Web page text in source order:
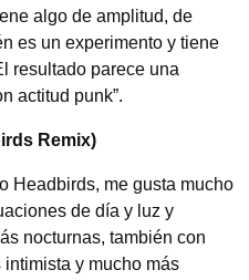
algo de amplitud, de
es un experimento y tiene
resultado parece una
actitud punk”.
Remix)
Headbirds, me gusta mucho
de día y luz y
nocturnas, también con
intimista y mucho más